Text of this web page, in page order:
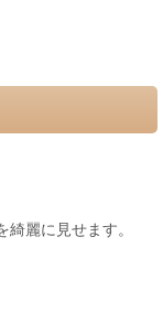
麗に見せます。